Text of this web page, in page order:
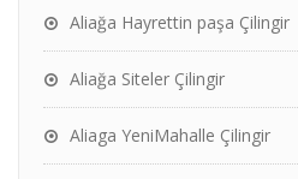
Aliağa Hayrettin paşa Çilingir
Aliağa Siteler Çilingir
Aliaga YeniMahalle Çilingir